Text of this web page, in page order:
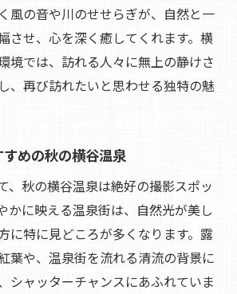
風の音や川のせせらぎが、自然と一
させ、心を深く癒してくれます。横
境では、訪れる人々に無上の静けさ
、再び訪れたいと思わせる独特の魅
めの秋の横谷温泉
、秋の横谷温泉は絶好の撮影スポッ
かに映える温泉街は、自然光が美し
に特に見どころが多くなります。露
葉や、温泉街を流れる清流の背景に
シャッターチャンスにあふれていま